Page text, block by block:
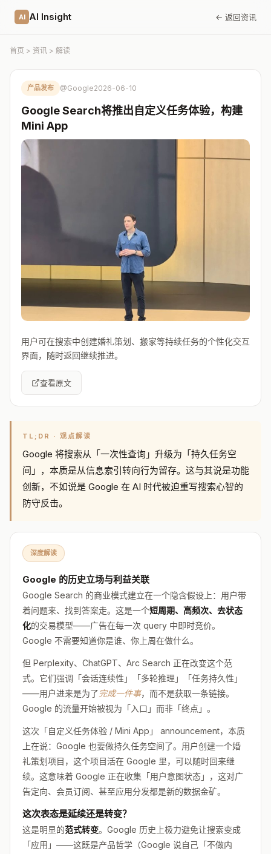
AI AI Insight ← 返回资讯
首页 > 资讯 > 解读
产品发布 @Google2026-06-10
Google Search将推出自定义任务体验，构建
Mini App
用户可在搜索中创建婚礼策划、搬家等持续任务的个性化交互
界面，随时返回继续推进。
查看原文
TL;DR · 观点解读
Google 将搜索从「一次性查询」升级为「持久任务空
间」，本质是从信息索引转向行为留存。这与其说是功能
创新，不如说是 Google 在 AI 时代被迫重写搜索心智的
防守反击。
深度解读
Google 的历史立场与利益关联
Google Search 的商业模式建立在一个隐含假设上：用户带
着问题来、找到答案走。这是一个短周期、高频次、去状态
化的交易模型——广告在每一次 query 中即时竞价。
Google 不需要知道你是谁、你上周在做什么。
但 Perplexity、ChatGPT、Arc Search 正在改变这个范
式。它们强调「会话连续性」「多轮推理」「任务持久性」
——用户进来是为了完成一件事，而不是获取一条链接。
Google 的流量开始被视为「入口」而非「终点」。
这次「自定义任务体验 / Mini App」 announcement，本质
上在说：Google 也要做持久任务空间了。用户创建一个婚
礼策划项目，这个项目活在 Google 里，可以随时回来继
续。这意味着 Google 正在收集「用户意图状态」，这对广
告定向、会员订阅、甚至应用分发都是新的数据金矿。
这次表态是延续还是转变？
这是明显的范式转变。Google 历史上极力避免让搜索变成
「应用」——这既是产品哲学（Google 说自己「不做内